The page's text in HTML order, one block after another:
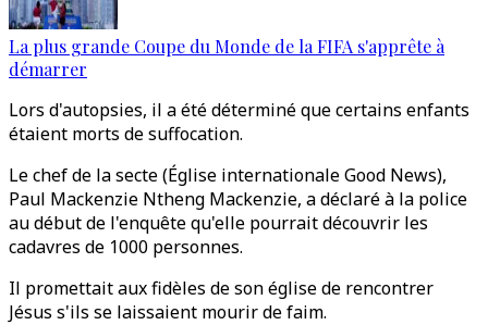
La plus grande Coupe du Monde de la FIFA s'apprête à
démarrer
Lors d'autopsies, il a été déterminé que certains enfants
étaient morts de suffocation.
Le chef de la secte (Église internationale Good News),
Paul Mackenzie Ntheng Mackenzie, a déclaré à la police
au début de l'enquête qu'elle pourrait découvrir les
cadavres de 1000 personnes.
Il promettait aux fidèles de son église de rencontrer
Jésus s'ils se laissaient mourir de faim.